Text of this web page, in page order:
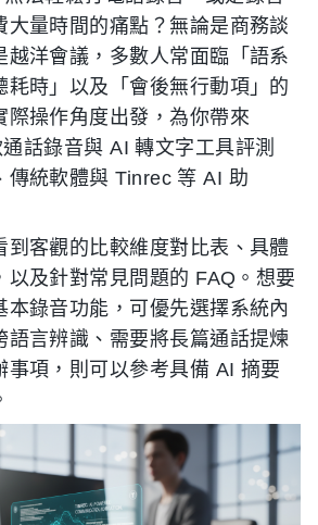
大量時間的痛點？無論是商務談
越洋會議，多數人常面臨「語系
耗時」以及「會後無行動項」的
際操作角度出發，為你帶來
話錄音與 AI 轉文字工具評測
傳統軟體與 Tinrec 等 AI 助
到客觀的比較維度對比表、具體
以及針對常見問題的 FAQ。想要
本錄音功能，可優先選擇系統內
語言辨識、需要將長篇通話提煉
事項，則可以參考具備 AI 摘要